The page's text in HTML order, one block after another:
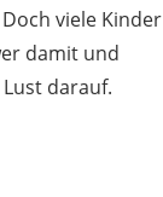
viele Kinder
damit und
darauf.